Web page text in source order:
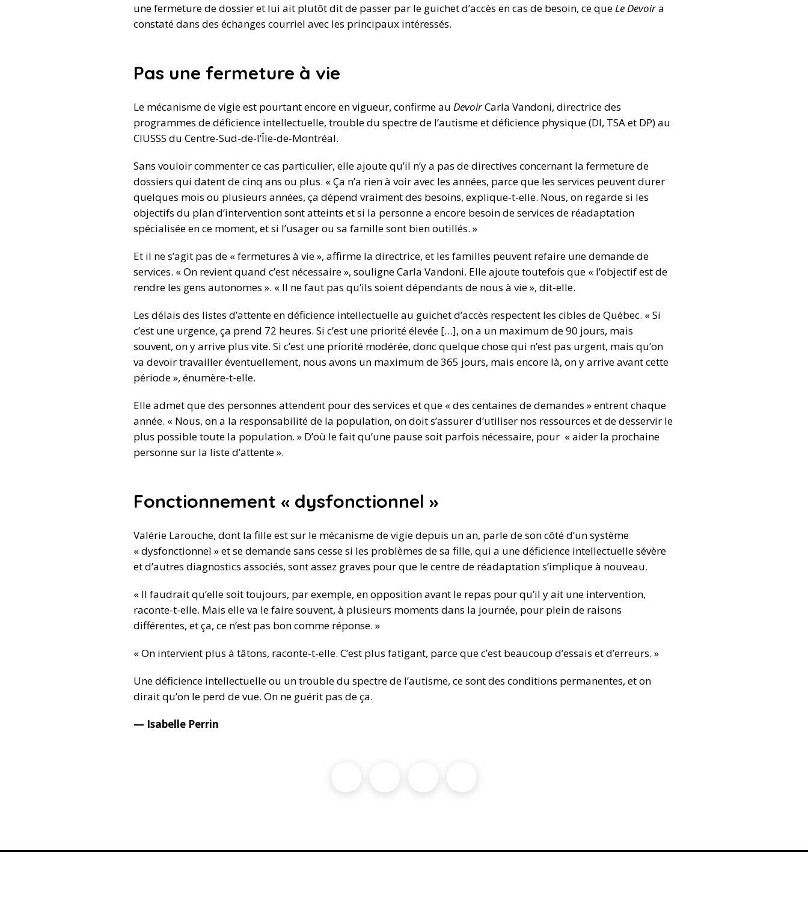
une fermeture de dossier et lui ait plutôt dit de passer par le guichet d’accès en cas de besoin, ce queLe Devoira
constaté dans des échanges courriel avec les principaux intéressés.
Pas une fermeture à vie
Le mécanisme de vigie est pourtant encore en vigueur, confirme au DevoirCarla Vandoni, directrice des
programmes de déficience intellectuelle, trouble du spectre de l’autisme et déficience physique (DI, TSA et DP) au
CIUSSS du Centre-Sud-de-l’Île-de-Montréal.
Sans vouloir commenter ce cas particulier, elle ajoute qu’il n’y a pas de directives concernant la fermeture de
dossiers qui datent de cinq ans ou plus. « Ça n’a rien à voir avec les années, parce que les services peuvent durer
quelques mois ou plusieurs années, ça dépend vraiment des besoins, explique-t-elle. Nous, on regarde si les
objectifs du plan d’intervention sont atteints et si la personne a encore besoin de services de réadaptation
spécialisée en ce moment, et si l’usager ou sa famille sont bien outillés. »
Et il ne s’agit pas de « fermetures à vie », affirme la directrice, et les familles peuvent refaire une demande de
services. « On revient quand c’est nécessaire », souligne Carla Vandoni. Elle ajoute toutefois que « l’objectif est de
rendre les gens autonomes ». « Il ne faut pas qu’ils soient dépendants de nous à vie », dit-elle.
Les délais des listes d’attente en déficience intellectuelle au guichet d’accès respectent les cibles de Québec. « Si
c’est une urgence, ça prend 72 heures. Si c’est une priorité élevée […], on a un maximum de 90 jours, mais
souvent, on y arrive plus vite. Si c’est une priorité modérée, donc quelque chose qui n’est pas urgent, mais qu’on
va devoir travailler éventuellement, nous avons un maximum de 365 jours, mais encore là, on y arrive avant cette
période », énumère-t-elle.
Elle admet que des personnes attendent pour des services et que « des centaines de demandes » entrent chaque
année. « Nous, on a la responsabilité de la population, on doit s’assurer d’utiliser nos ressources et de desservir le
plus possible toute la population. » D’où le fait qu’une pause soit parfois nécessaire, pour « aider la prochaine
personne sur la liste d’attente ».
Fonctionnement « dysfonctionnel »
Valérie Larouche, dont la fille est sur le mécanisme de vigie depuis un an, parle de son côté d’un système
« dysfonctionnel » et se demande sans cesse si les problèmes de sa fille, qui a une déficience intellectuelle sévère
et d’autres diagnostics associés, sont assez graves pour que le centre de réadaptation s’implique à nouveau.
« Il faudrait qu’elle soit toujours, par exemple, en opposition avant le repas pour qu’il y ait une intervention,
raconte-t-elle. Mais elle va le faire souvent, à plusieurs moments dans la journée, pour plein de raisons
différentes, et ça, ce n’est pas bon comme réponse. »
« On intervient plus à tâtons, raconte-t-elle. C’est plus fatigant, parce que c’est beaucoup d’essais et d’erreurs. »
Une déficience intellectuelle ou un trouble du spectre de l’autisme, ce sont des conditions permanentes, et on
dirait qu’on le perd de vue. On ne guérit pas de ça.
— Isabelle Perrin